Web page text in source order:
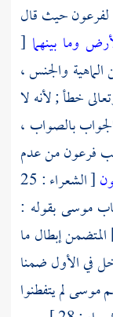
لفرعون حيث قال
وما بينهما [
عن الماهية والجنس ،
خطأ ; لأنه لا
بالصواب ،
فرعون من عدم
[ الشعراء : 25
موسىبقوله :
: 26 ] المتضمن إبطال ما
في الأول ضمنا
موسىلم يتفطنوا